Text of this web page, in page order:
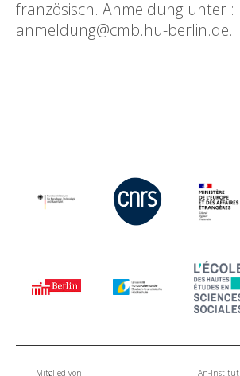
französisch. Anmeldung unter :
anmeldung@cmb.hu-berlin.de.
Mitglied von An-Institut